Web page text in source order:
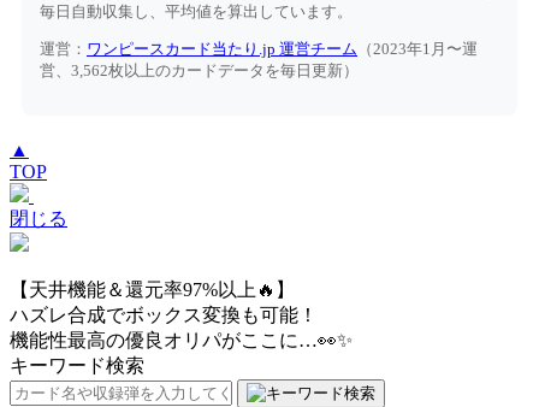
毎日自動収集し、平均値を算出しています。
運営： ワンピースカード当たり.jp 運営チーム （2023年1月〜運
営、3,562枚以上のカードデータを毎日更新）
▲
TOP
閉じる
【天井機能＆還元率97%以上🔥】
ハズレ合成でボックス変換も可能！
機能性最高の優良オリパがここに…👀✨
キーワード検索